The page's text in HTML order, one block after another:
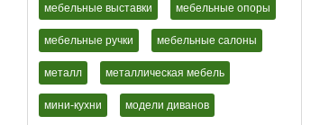
мебельные выставки мебельные опоры
мебельные ручки мебельные салоны
металл металлическая мебель
мини-кухни модели диванов